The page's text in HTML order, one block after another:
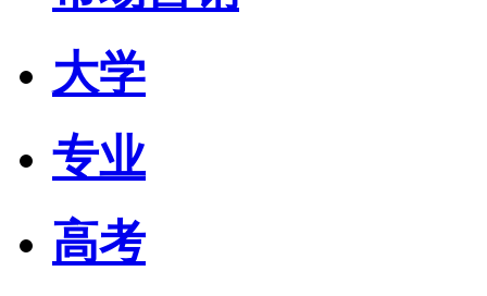
大学
专业
高考